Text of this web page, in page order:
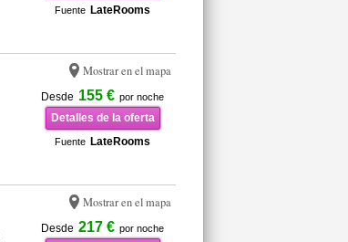
Fuente LateRooms
Mostrar en el mapa
Desde 155 € por noche
Detalles de la oferta
Fuente LateRooms
Mostrar en el mapa
Desde 217 € por noche